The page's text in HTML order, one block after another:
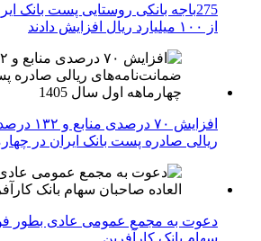
275باجه بانکی روستایی پست بانک
از ۱۰۰ میلیارد ریال افزایش دادند
افزایش ۷۰
ریالی صادره پست بانک ایران در
دعوت به مجمع عمومی عادی بطور
سهام بانک کارآفرین